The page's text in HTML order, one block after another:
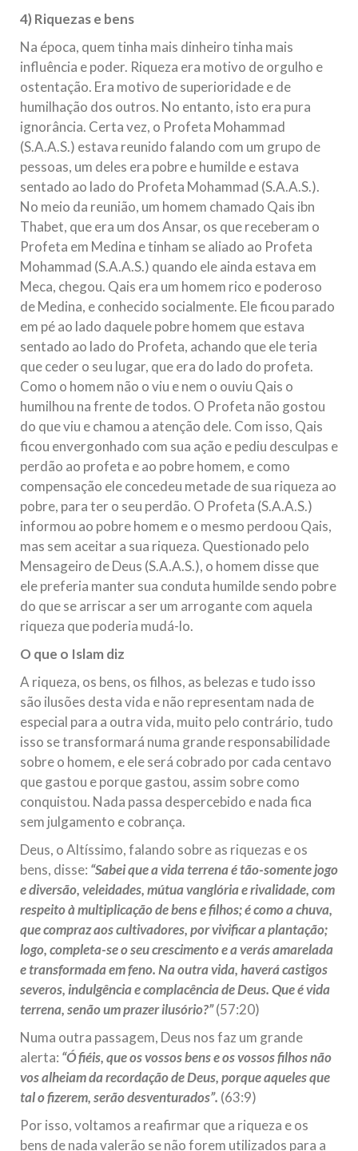
4) Riquezas e bens
Na época, quem tinha mais dinheiro tinha mais
influência e poder. Riqueza era motivo de orgulho e
ostentação. Era motivo de superioridade e de
humilhação dos outros. No entanto, isto era pura
ignorância. Certa vez, o Profeta Mohammad
(S.A.A.S.) estava reunido falando com um grupo de
pessoas, um deles era pobre e humilde e estava
sentado ao lado do Profeta Mohammad (S.A.A.S.).
No meio da reunião, um homem chamado Qais ibn
Thabet, que era um dos Ansar, os que receberam o
Profeta em Medina e tinham se aliado ao Profeta
Mohammad (S.A.A.S.) quando ele ainda estava em
Meca, chegou. Qais era um homem rico e poderoso
de Medina, e conhecido socialmente. Ele ficou parado
em pé ao lado daquele pobre homem que estava
sentado ao lado do Profeta, achando que ele teria
que ceder o seu lugar, que era do lado do profeta.
Como o homem não o viu e nem o ouviu Qais o
humilhou na frente de todos. O Profeta não gostou
do que viu e chamou a atenção dele. Com isso, Qais
ficou envergonhado com sua ação e pediu desculpas e
perdão ao profeta e ao pobre homem, e como
compensação ele concedeu metade de sua riqueza ao
pobre, para ter o seu perdão. O Profeta (S.A.A.S.)
informou ao pobre homem e o mesmo perdoou Qais,
mas sem aceitar a sua riqueza. Questionado pelo
Mensageiro de Deus (S.A.A.S.), o homem disse que
ele preferia manter sua conduta humilde sendo pobre
do que se arriscar a ser um arrogante com aquela
riqueza que poderia mudá-lo.
O que o Islam diz
A riqueza, os bens, os filhos, as belezas e tudo isso
são ilusões desta vida e não representam nada de
especial para a outra vida, muito pelo contrário, tudo
isso se transformará numa grande responsabilidade
sobre o homem, e ele será cobrado por cada centavo
que gastou e porque gastou, assim sobre como
conquistou. Nada passa despercebido e nada fica
sem julgamento e cobrança.
Deus, o Altíssimo, falando sobre as riquezas e os
bens, disse: “Sabei que a vida terrena é tão-somente jogo
e diversão, veleidades, mútua vanglória e rivalidade, com
respeito à multiplicação de bens e filhos; é como a chuva,
que compraz aos cultivadores, por vivificar a plantação;
logo, completa-se o seu crescimento e a verás amarelada
e transformada em feno. Na outra vida, haverá castigos
severos, indulgência e complacência de Deus. Que é vida
terrena, senão um prazer ilusório?”(57:20)
Numa outra passagem, Deus nos faz um grande
alerta: “Ó fiéis, que os vossos bens e os vossos filhos não
vos alheiam da recordação de Deus, porque aqueles que
tal o fizerem, serão desventurados”. (63:9)
Por isso, voltamos a reafirmar que a riqueza e os
bens de nada valerão se não forem utilizados para a